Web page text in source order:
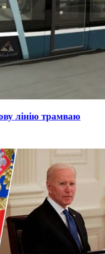
лінію трамваю